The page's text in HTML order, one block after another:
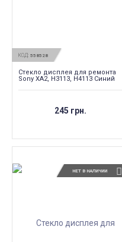
КОД: 558528
Стекло дисплея для ремонта
Sony XA2, H3113, H4113 Синий
245 грн.
НЕТ В НАЛИЧИИ